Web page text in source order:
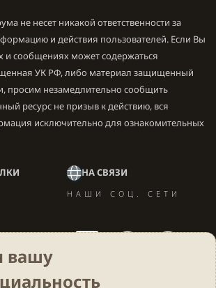
не несет никакой ответственности за
и действия пользователей. Если Вы
и сообщениях может содержаться
УК РФ, либо материал защищенный
просим незамедлительно сообщить
ресурс не призыв к действию, вся
исключительно для ознакомительных
НА СВЯЗИ
НАШИ СОЦ. СЕТИ
вашу